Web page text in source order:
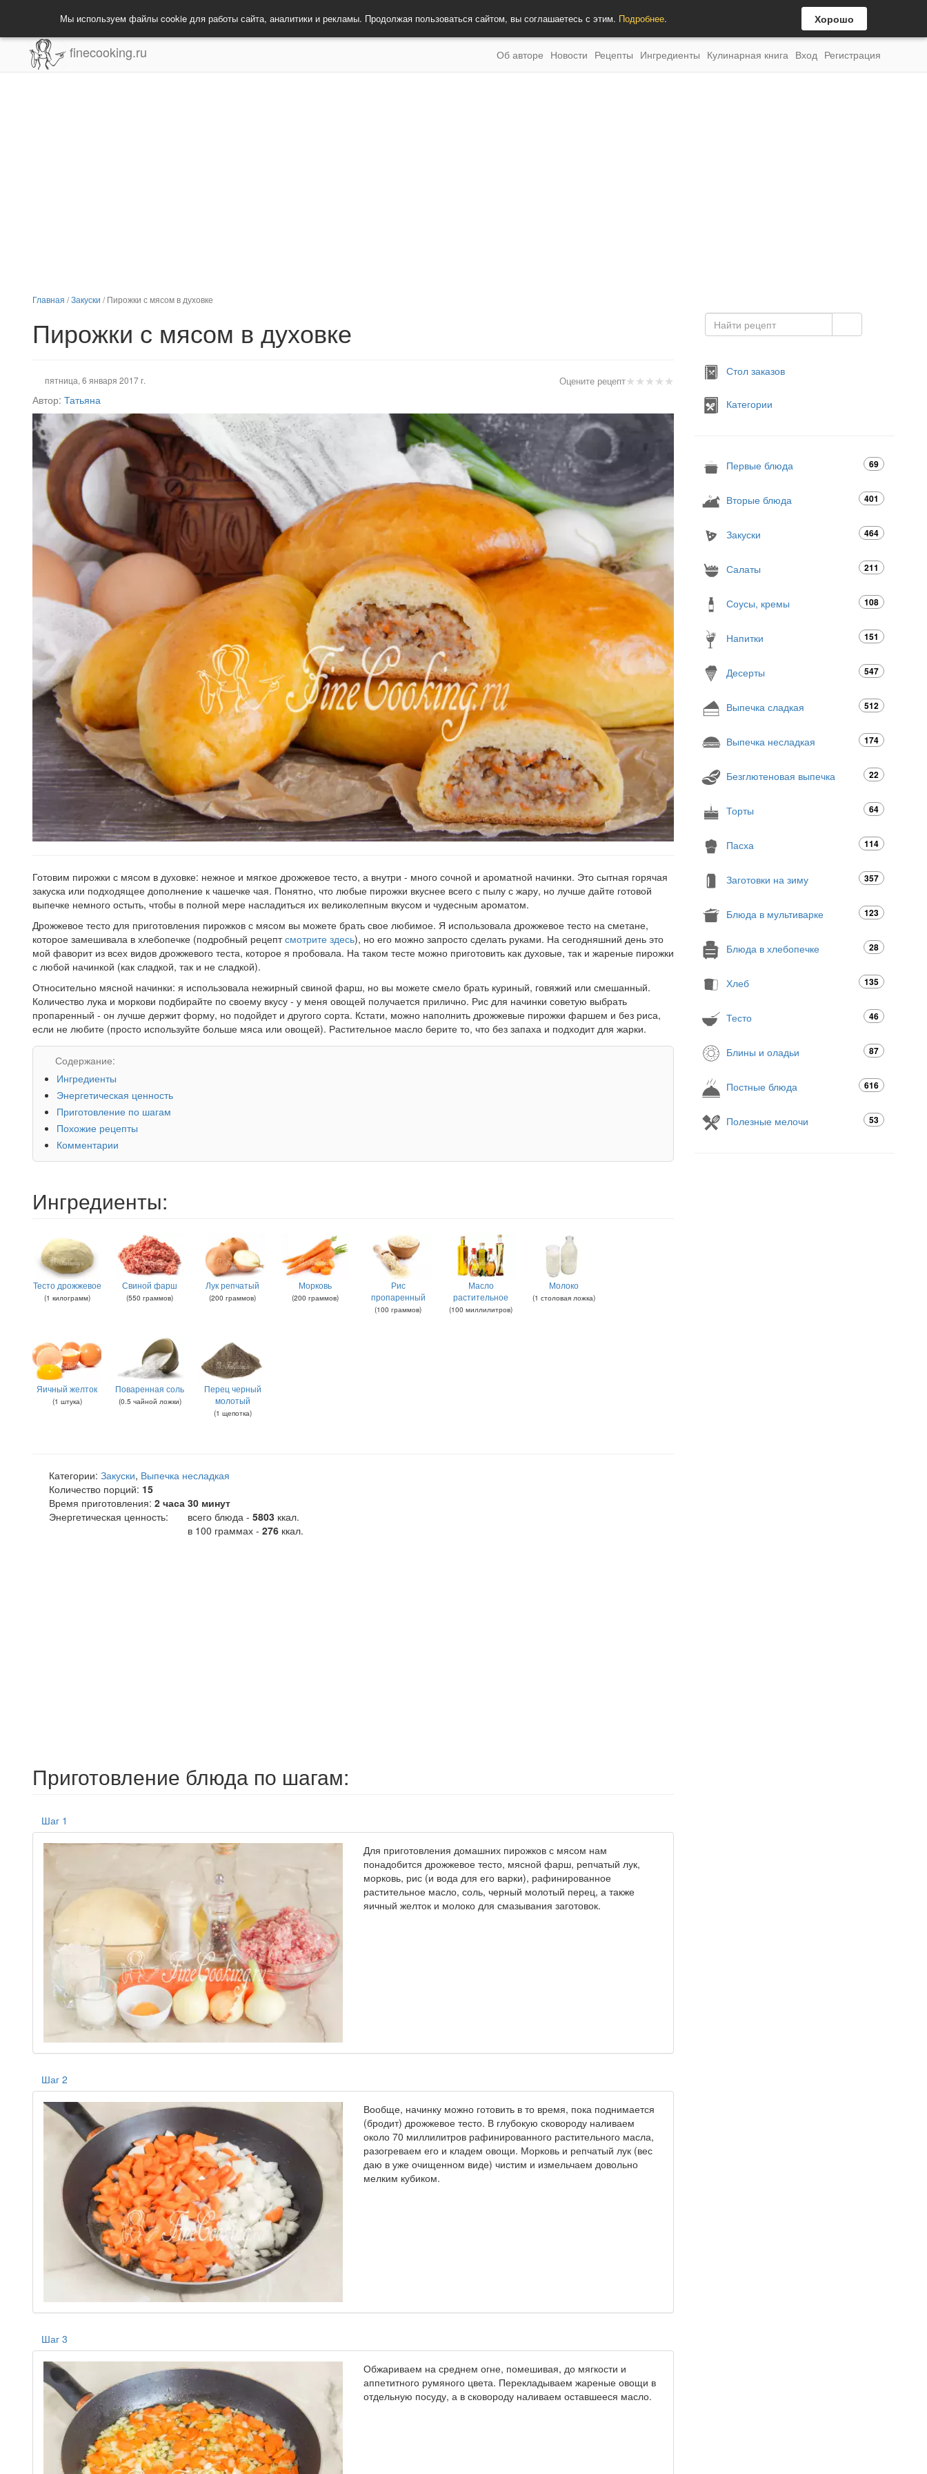
Мы используем файлы cookie для работы сайта, аналитики и рекламы. Продолжая пользоваться сайтом, вы соглашаетесь с этим. Подробнее. Хорошо
finecooking.ru Об авторе Новости Рецепты Ингредиенты Кулинарная книга Вход Регистрация
Главная /Закуски /Пирожки с мясом в духовке
Пирожки с мясом в духовке
★★★★★
Оцените рецепт
пятница, 6 января 2017 г.
Автор: Татьяна
Готовим пирожки с мясом в духовке: нежное и мягкое дрожжевое тесто, а внутри - много сочной и ароматной начинки. Это сытная горячая
закуска или подходящее дополнение к чашечке чая. Понятно, что любые пирожки вкуснее всего с пылу с жару, но лучше дайте готовой
выпечке немного остыть, чтобы в полной мере насладиться их великолепным вкусом и чудесным ароматом.
Дрожжевое тесто для приготовления пирожков с мясом вы можете брать свое любимое. Я использовала дрожжевое тесто на сметане,
которое замешивала в хлебопечке (подробный рецептсмотрите здесь), но его можно запросто сделать руками. На сегодняшний день это
мой фаворит из всех видов дрожжевого теста, которое я пробовала. На таком тесте можно приготовить как духовые, так и жареные пирожки
с любой начинкой (как сладкой, так и не сладкой).
Относительно мясной начинки: я использовала нежирный свиной фарш, но вы можете смело брать куриный, говяжий или смешанный.
Количество лука и моркови подбирайте по своему вкусу - у меня овощей получается прилично. Рис для начинки советую выбрать
пропаренный - он лучше держит форму, но подойдет и другого сорта. Кстати, можно наполнить дрожжевые пирожки фаршем и без риса,
если не любите (просто используйте больше мяса или овощей). Растительное масло берите то, что без запаха и подходит для жарки.
Содержание:
Ингредиенты
Энергетическая ценность
Приготовление по шагам
Похожие рецепты
Комментарии
Ингредиенты:
Тесто дрожжевое
(1 килограмм)
Свиной фарш
(550 граммов)
Лук репчатый
(200 граммов)
Морковь
(200 граммов)
Рис
пропаренный
(100 граммов)
Масло
растительное
(100 миллилитров)
Молоко
(1 столовая ложка)
Яичный желток
(1 штука)
Поваренная соль
(0.5 чайной ложки)
Перец черный
молотый
(1 щепотка)
Категории: Закуски, Выпечка несладкая
Количество порций: 15
Время приготовления: 2 часа 30 минут
Энергетическая ценность:
всего блюда - 5803 ккал.
в 100 граммах - 276 ккал.
Приготовление блюда по шагам:
Шаг 1
Для приготовления домашних пирожков с мясом нам
понадобится дрожжевое тесто, мясной фарш, репчатый лук,
морковь, рис (и вода для его варки), рафинированное
растительное масло, соль, черный молотый перец, а также
яичный желток и молоко для смазывания заготовок.
Шаг 2
Вообще, начинку можно готовить в то время, пока поднимается
(бродит) дрожжевое тесто. В глубокую сковороду наливаем
около 70 миллилитров рафинированного растительного масла,
разогреваем его и кладем овощи. Морковь и репчатый лук (вес
даю в уже очищенном виде) чистим и измельчаем довольно
мелким кубиком.
Шаг 3
Обжариваем на среднем огне, помешивая, до мягкости и
аппетитного румяного цвета. Перекладываем жареные овощи в
отдельную посуду, а в сковороду наливаем оставшееся масло.
Стол заказов
Категории
Первые блюда 69
Вторые блюда 401
Закуски 464
Салаты 211
Соусы, кремы 108
Напитки 151
Десерты 547
Выпечка сладкая 512
Выпечка несладкая 174
Безглютеновая выпечка 22
Торты 64
Пасха 114
Заготовки на зиму 357
Блюда в мультиварке 123
Блюда в хлебопечке 28
Хлеб 135
Тесто 46
Блины и оладьи 87
Постные блюда 616
Полезные мелочи 53